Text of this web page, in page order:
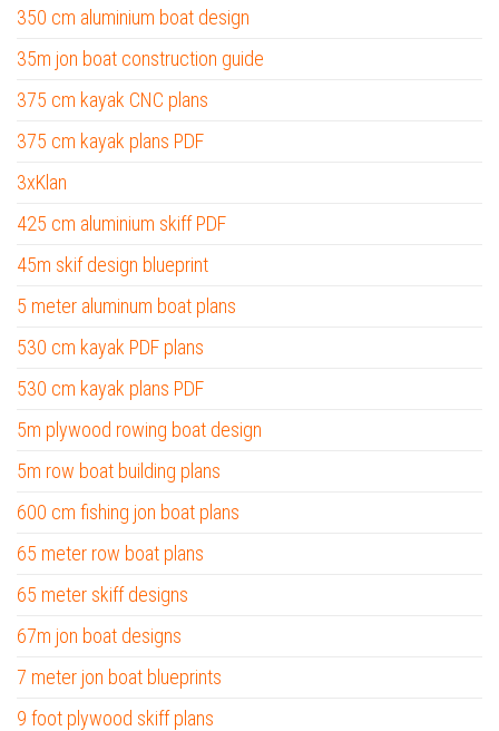
350 cm aluminium boat design
35m jon boat construction guide
375 cm kayak CNC plans
375 cm kayak plans PDF
3xKlan
425 cm aluminium skiff PDF
45m skif design blueprint
5 meter aluminum boat plans
530 cm kayak PDF plans
530 cm kayak plans PDF
5m plywood rowing boat design
5m row boat building plans
600 cm fishing jon boat plans
65 meter row boat plans
65 meter skiff designs
67m jon boat designs
7 meter jon boat blueprints
9 foot plywood skiff plans